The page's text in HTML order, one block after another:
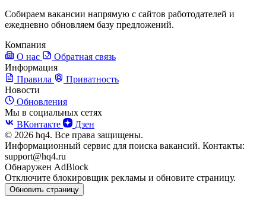
Собираем вакансии напрямую с сайтов работодателей и
ежедневно обновляем базу предложений.
Компания
О нас
Обратная связь
Информация
Правила
Приватность
Новости
Обновления
Мы в социальных сетях
ВКонтакте
Дзен
© 2026 hq4. Все права защищены.
Информационный сервис для поиска вакансий. Контакты:
support@hq4.ru
Обнаружен AdBlock
Отключите блокировщик рекламы и обновите страницу.
Обновить страницу